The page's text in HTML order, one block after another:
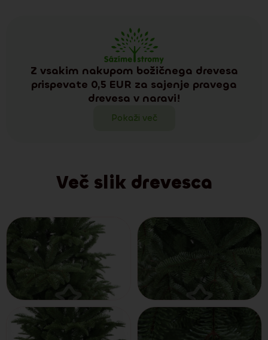
Z vsakim nakupom božičnega drevesa
prispevate 0,5 EUR za sajenje pravega
drevesa v naravi!
Pokaži več
Več slik drevesca